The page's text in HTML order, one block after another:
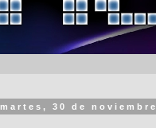
martes, 30 de noviembre